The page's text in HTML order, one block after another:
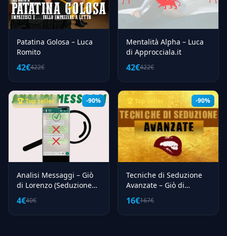
Patatina Golosa – Luca
Romito
42€422€
Mentalità Alpha – Luca
di Approcciala.it
42€422€
-90%
🏆 Top seller
Analisi Messaggi – Giò
di Lorenzo (Seduzione
4€40€
-90%
🏆 Top seller
Tecniche di Seduzione
Avanzate – Giò di
Lorenzo (Seduzione
Attrazione)
16€167€